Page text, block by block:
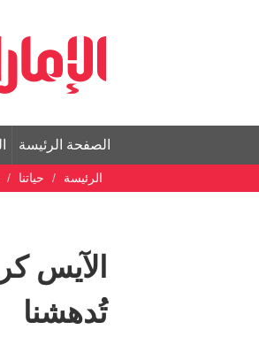
الصفحة الرئيسة
الرئيسة حياتنا
الآيس
تُدهشنا